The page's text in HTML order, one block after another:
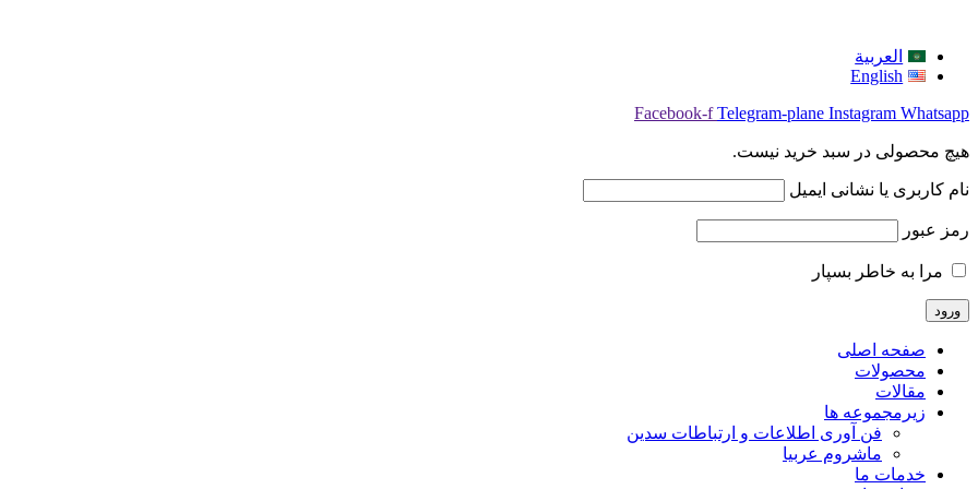
العربية
English
Facebook-f Telegram-plane Instagram Whatsapp
هیچ محصولی در سبد خرید نیست.
نام کاربری یا نشانی ایمیل
رمز عبور
مرا به خاطر بسپار
صفحه اصلی
محصولات
مقالات
زیرمجموعه ها
فن آوری اطلاعات و ارتباطات سدین
ماشروم عربيا
خدمات ما